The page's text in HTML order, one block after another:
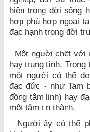
hiện trong đời sống
hợp phù hợp ngoại
đạo hạnh trong đời
Một người chết với
hay trung tính.
một người có thể
đạo đức - như Tam
đồng tâm linh) hay
một tâm tin thành.
Người ấy có thể